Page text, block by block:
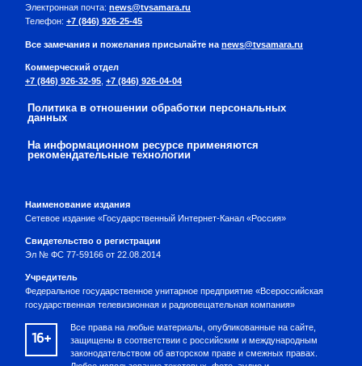
Электронная почта: news@tvsamara.ru
Телефон: +7 (846) 926-25-45
Все замечания и пожелания присылайте на news@tvsamara.ru
Коммерческий отдел
+7 (846) 926-32-95 +7 (846) 926-04-04
Политика в отношении обработки персональных
данных
На информационном ресурсе применяются
рекомендательные технологии
Наименование издания
Сетевое издание «Государственный Интернет-Канал «Россия»
Свидетельство о регистрации
Эл № ФС 77-59166 от 22.08.2014
Учредитель
Федеральное государственное унитарное предприятие «Всероссийская
государственная телевизионная и радиовещательная компания»
16+
Все права на любые материалы, опубликованные на сайте,
защищены в соответствии с российским и международным
законодательством об авторском праве и смежных правах.